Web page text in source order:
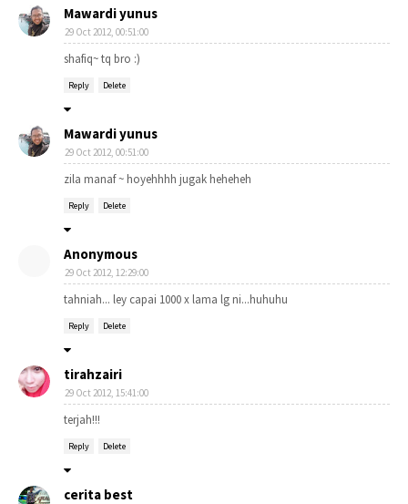
Mawardi yunus
29 Oct 2012, 00:51:00
shafiq~ tq bro :)
Reply Delete
Mawardi yunus
29 Oct 2012, 00:51:00
zila manaf ~ hoyehhhh jugak heheheh
Reply Delete
Anonymous
29 Oct 2012, 12:29:00
tahniah... ley capai 1000 x lama lg ni...huhuhu
Reply Delete
tirahzairi
29 Oct 2012, 15:41:00
terjah!!!
Reply Delete
cerita best